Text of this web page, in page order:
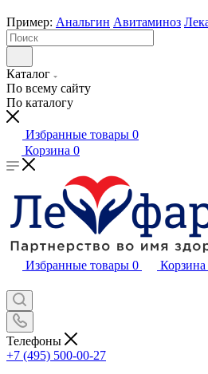
Пример: Анальгин Авитаминоз
Каталог
По всему сайту
По каталогу
Избранные товары 0
Корзина 0
Избранные товары 0 Корзина
Телефоны
+7 (495) 500-00-27